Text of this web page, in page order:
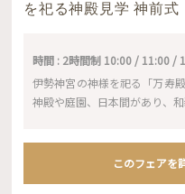
を祀る神殿見学 神前式
時間 : 2時間制 10:00 / 11:00 /
伊勢神宮の神様を祀る「万寿
神殿や庭園、日本間があり、
このフェアを